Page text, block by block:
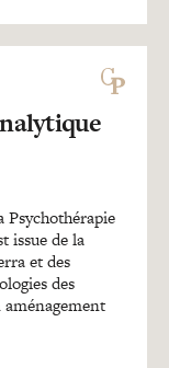
Psychothérapie
issue de la
et des
des